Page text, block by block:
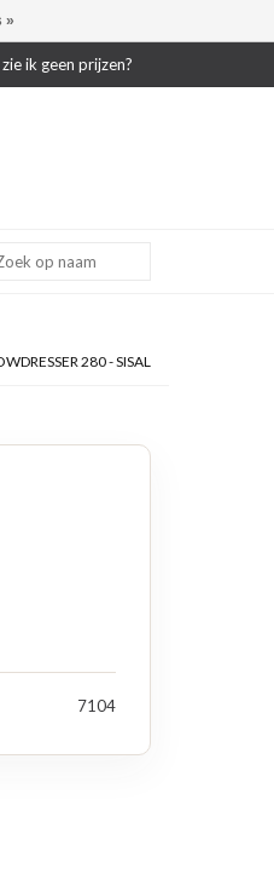
ik geen prijzen?
280 - SISAL
7104
»